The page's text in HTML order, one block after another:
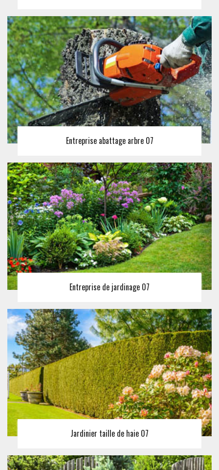
Entreprise abattage arbre 07
Entreprise de jardinage 07
Jardinier taille de haie 07